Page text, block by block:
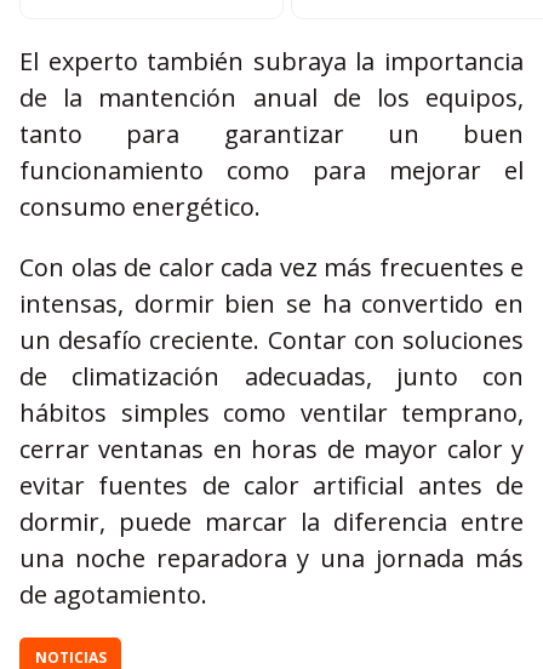
El experto también subraya la importancia
de la mantención anual de los equipos,
tanto para garantizar un buen
funcionamiento como para mejorar el
consumo energético.
Con olas de calor cada vez más frecuentes e
intensas, dormir bien se ha convertido en
un desafío creciente. Contar con soluciones
de climatización adecuadas, junto con
hábitos simples como ventilar temprano,
cerrar ventanas en horas de mayor calor y
evitar fuentes de calor artificial antes de
dormir, puede marcar la diferencia entre
una noche reparadora y una jornada más
de agotamiento.
NOTICIAS